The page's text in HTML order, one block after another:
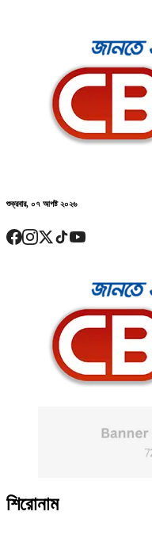
শুক্রবার, ০৭ আগষ্ট ২০২৬
শিরোনাম